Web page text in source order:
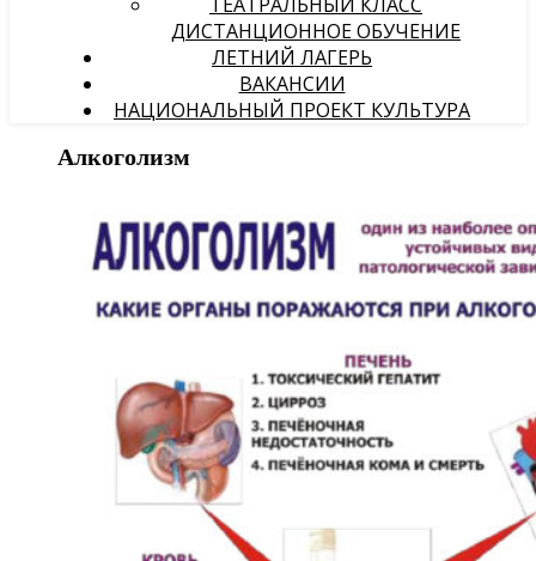
ДИСТАНЦИОННОЕ ОБУЧЕНИЕ
ЛЕТНИЙ ЛАГЕРЬ
ВАКАНСИИ
НАЦИОНАЛЬНЫЙ ПРОЕКТ КУЛЬТУРА
Алкоголизм